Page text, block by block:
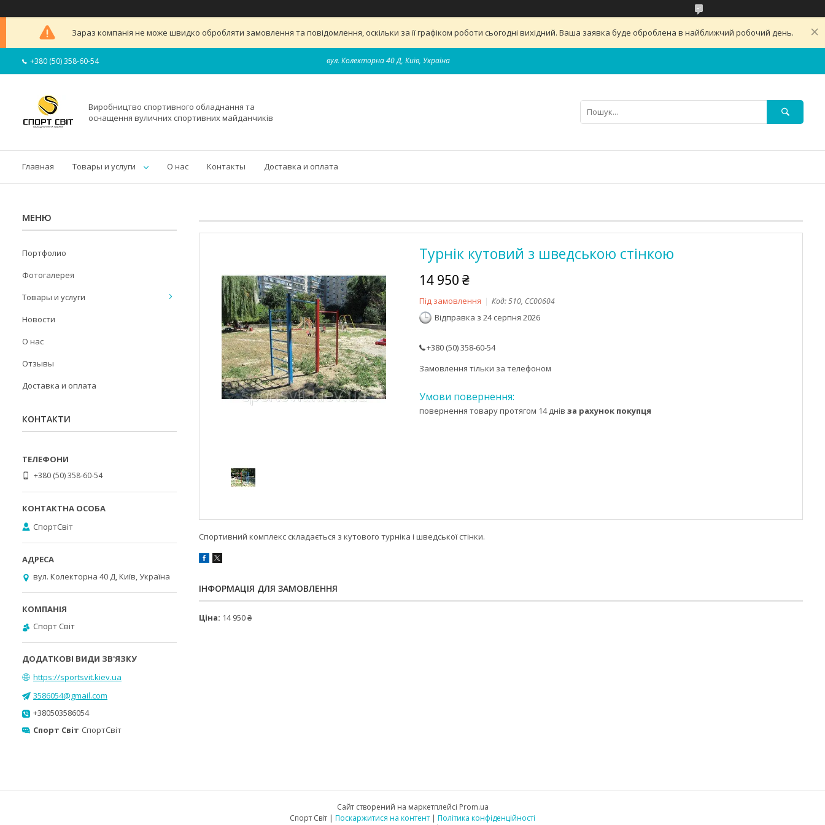
Зараз компанія не може швидко обробляти замовлення та повідомлення, оскільки за її графіком роботи сьогодні вихідний. Ваша заявка буде оброблена в найближчий робочий день.
+380 (50) 358-60-54 вул. Колекторна 40 Д, Київ, Україна
Виробництво спортивного обладнання та
оснащення вуличних спортивних майданчиків
Главная Товары и услуги О нас Контакты Доставка и оплата
Турнік кутовий з шведською стінкою
14 950 ₴
Під замовлення Код:510, CC00604
Відправка з 24 серпня 2026
+380 (50) 358-60-54
Замовлення тільки за телефоном
повернення товару протягом 14 днів за рахунок покупця
Спортивний комплекс складається з кутового турніка і шведської стінки.
ІНФОРМАЦІЯ ДЛЯ ЗАМОВЛЕННЯ
Ціна: 14 950 ₴
Портфолио
Фотогалерея
Товары и услуги
Новости
О нас
Отзывы
Доставка и оплата
КОНТАКТИ
+380 (50) 358-60-54
СпортСвіт
вул. Колекторна 40 Д, Київ, Україна
Спорт Світ
https://sportsvit.kiev.ua
3586054@gmail.com
+380503586054
Спорт Світ СпортСвіт
Сайт створений на маркетплейсі Prom.ua
Спорт Світ | Поскаржитися на контент | Політика конфіденційності